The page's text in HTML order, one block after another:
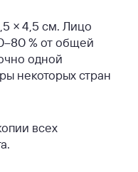
× 4,5 см. Лицо
% от общей
одной
некоторых стран
всех